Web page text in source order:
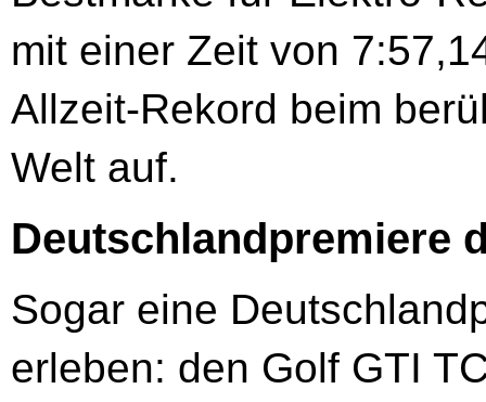
mit einer Zeit von
Allzeit-Rekord beim
Welt auf.
Deutschlandpremiere
Sogar eine
erleben: den Golf GTI